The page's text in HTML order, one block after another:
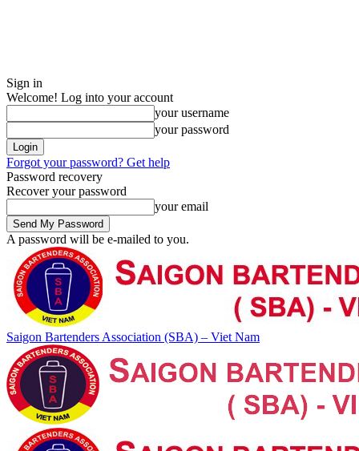
Sign in
Welcome! Log into your account
your username
your password
Forgot your password? Get help
Password recovery
Recover your password
your email
A password will be e-mailed to you.
Saigon Bartenders Association (SBA) – Viet Nam